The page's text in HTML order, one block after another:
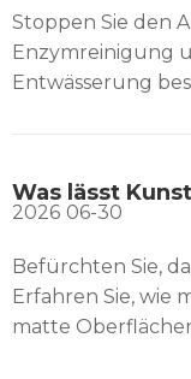
Stoppen Sie den
Enzymreinigung
Entwässerung
Was lässt
Befürchten Sie,
Erfahren Sie, wie
matte
2026 06-30